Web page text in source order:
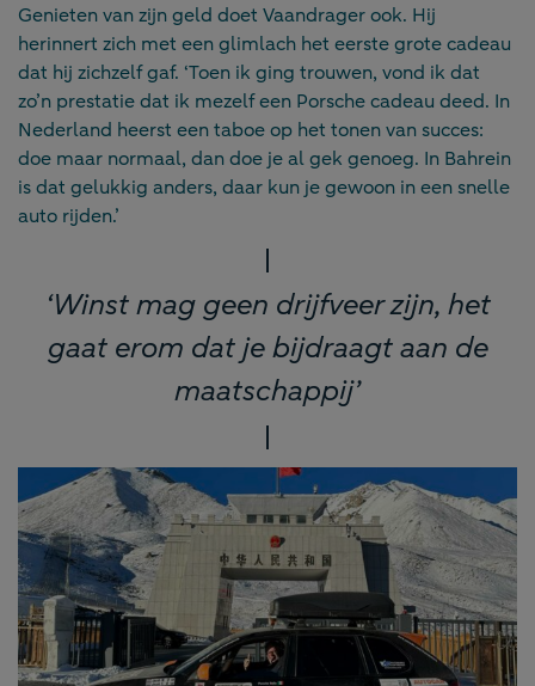
Genieten van zijn geld doet Vaandrager ook. Hij
herinnert zich met een glimlach het eerste grote cadeau
dat hij zichzelf gaf. ‘Toen ik ging trouwen, vond ik dat
zo’n prestatie dat ik mezelf een Porsche cadeau deed. In
Nederland heerst een taboe op het tonen van succes:
doe maar normaal, dan doe je al gek genoeg. In Bahrein
is dat gelukkig anders, daar kun je gewoon in een snelle
auto rijden.’
‘Winst mag geen drijfveer zijn, het
gaat erom dat je bijdraagt aan de
maatschappij’